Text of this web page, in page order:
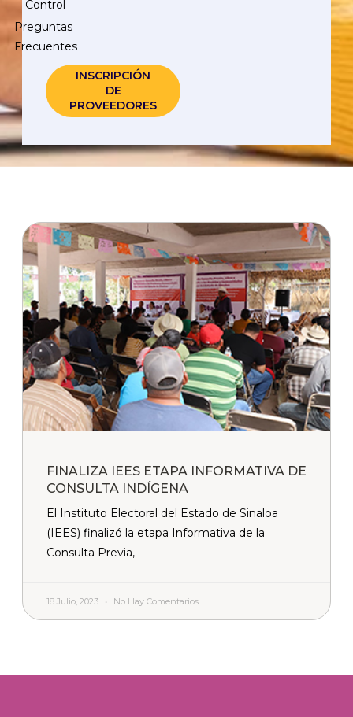
Control
Preguntas
Frecuentes
INSCRIPCIÓN
DE
PROVEEDORES
FINALIZA IEES ETAPA INFORMATIVA DE
CONSULTA INDÍGENA
El Instituto Electoral del Estado de Sinaloa
(IEES) finalizó la etapa Informativa de la
Consulta Previa,
18 Julio, 2023 No Hay Comentarios